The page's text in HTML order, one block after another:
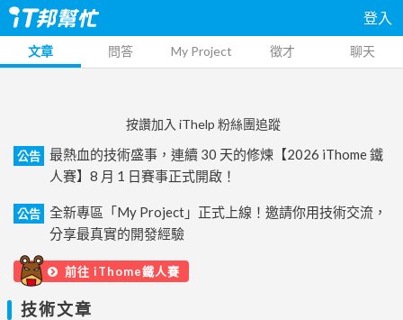
登入
文章 問答 My Project 徵才 聊天
按讚加入 iThelp 粉絲團追蹤
公告
最熱血的技術盛事，連續 30 天的修煉【2026 iThome 鐵
人賽】8 月 1 日賽事正式開啟！
公告
全新專區「My Project」正式上線！邀請你用技術交流，
分享最真實的開發經驗
前往 iThome鐵人賽
技術文章